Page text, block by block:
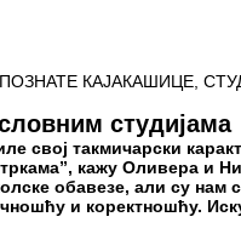
КАЈАКАШИЦЕ,
студијама
свој такмичарски
кажу Оливера и
обавезе, али су нам
и коректношћу.